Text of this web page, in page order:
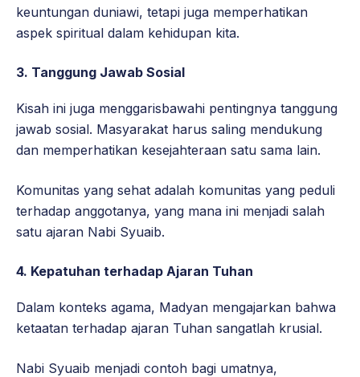
keuntungan duniawi, tetapi juga memperhatikan
aspek spiritual dalam kehidupan kita.
3. Tanggung Jawab Sosial
Kisah ini juga menggarisbawahi pentingnya tanggung
jawab sosial. Masyarakat harus saling mendukung
dan memperhatikan kesejahteraan satu sama lain.
Komunitas yang sehat adalah komunitas yang peduli
terhadap anggotanya, yang mana ini menjadi salah
satu ajaran Nabi Syuaib.
4. Kepatuhan terhadap Ajaran Tuhan
Dalam konteks agama, Madyan mengajarkan bahwa
ketaatan terhadap ajaran Tuhan sangatlah krusial.
Nabi Syuaib menjadi contoh bagi umatnya,